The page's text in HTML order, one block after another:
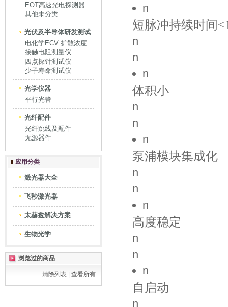
EOT高速光电探测器
其他未分类
光伏及半导体研发测试
电化学ECV 扩散浓度
接触电阻测量仪
四点探针测试仪
少子寿命测试仪
光学仪器
平行光管
光纤配件
光纤跳线及配件
无源器件
应用分类
激光器大全
飞秒激光器
太赫兹解决方案
生物光学
浏览过的商品
清除列表 查看所有
n
短脉冲持续时间
n
n
n
体积小
n
n
n
泵浦模块集成化
n
n
n
高度稳定
n
n
n
自启动
n